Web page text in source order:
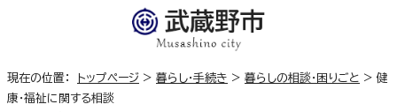
現在の位置： トップページ > 暮らし・手続き > 暮らしの相談・困りごと > 健
康・福祉に関する相談